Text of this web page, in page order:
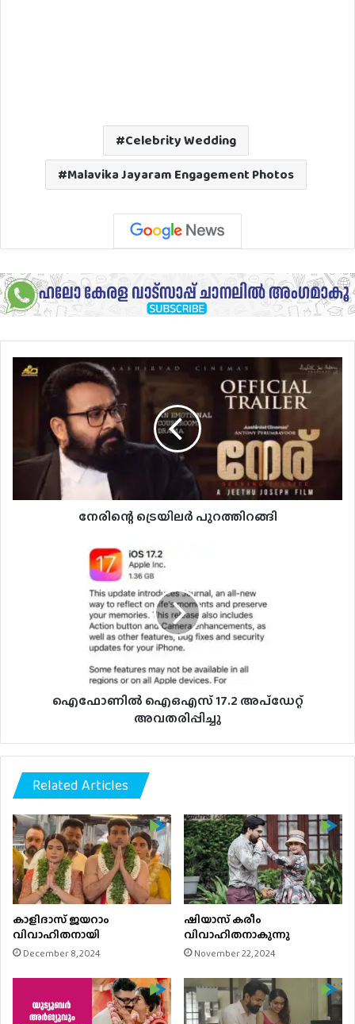
Celebrity Wedding
Malavika Jayaram Engagement Photos
നേരിന്റെ
ട്രെയിലർ
പുറത്തിറങ്ങി
നേരിന്റെ ട്രെയിലർ പുറത്തിറങ്ങി
ഐഫോണില്‍ ഐഒഎസ് 17.2 അപ്‌ഡേറ്റ്
അവതരിപ്പിച്ചു
Related Articles
കാളിദാസ് ജയറാം
വിവാഹിതനായി
December 8, 2024
ഷിയാസ് കരീം
വിവാഹിതനാകുന്നു
November 22, 2024